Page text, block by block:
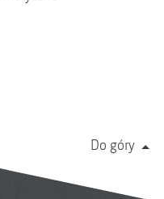
Do góry